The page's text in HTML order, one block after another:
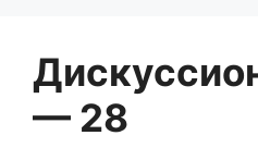
— 28